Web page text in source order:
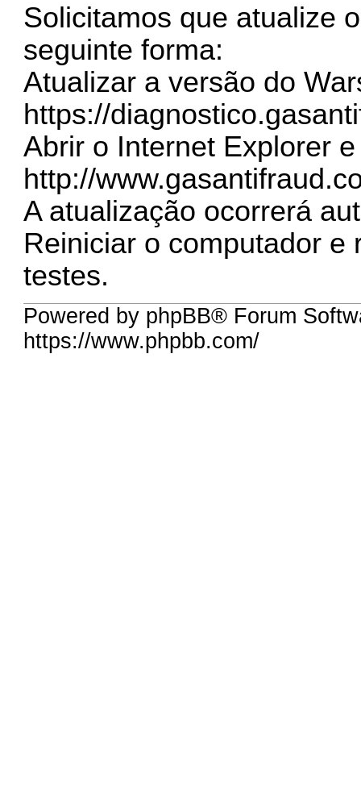
Solicitamos que atualize
seguinte forma:
Atualizar a versão do
https://
Abrir o Internet Explorer
http://
A atualização ocorrerá
Reiniciar o computador e
testes.
Powered by phpBB® Forum
https://www.phpbb.com/